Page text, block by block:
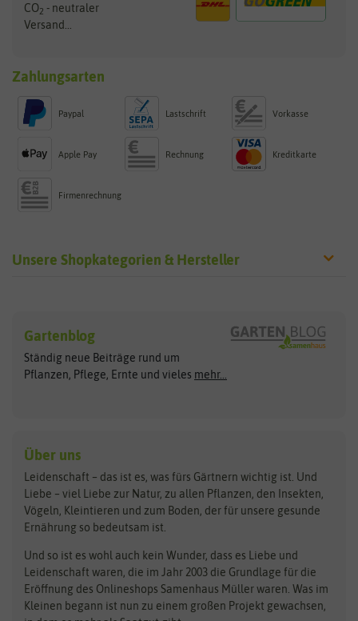
CO2 - neutraler
Versand...
Zahlungsarten
Paypal Lastschrift Vorkasse
Apple Pay Rechnung Kreditkarte
Firmenrechnung
Unsere Shopkategorien & Hersteller
Exotische Samen
Gemüsesamen
Gründünger
Kräutersamen
Obstsamen
Pilzbrut
Rasensamen
Steckzwiebeln
Zimmer & Kübelpflanzen
Kataloge
Schnäppchen
Arche Noah
ASB Greenworld
Benary
Bingenheimer Saatgut
Bionana
BIOWOL
Blumicorn
Bûten Birds
Clever Pots
COMPO
Dürr-Samen
Feldsaaten Freudenberger
Fertil
Flora Elite
Gartenblog
Ständig neue Beiträge rund um
Pflanzen, Pflege, Ernte und vieles mehr...
Über uns
Leidenschaft – das ist es, was fürs Gärtnern wichtig ist. Und
Liebe – viel Liebe zur Natur, zu allen Pflanzen, den Insekten,
Vögeln, Kleintieren und zum Boden, der für unsere gesunde
Ernährung so bedeutsam ist.
Und so ist es wohl auch kein Wunder, dass es Liebe und
Leidenschaft waren, die im Jahr 2003 die Grundlage für die
Eröffnung des Onlineshops Samenhaus Müller waren. Was im
Kleinen begann ist nun zu einem großen Projekt gewachsen,